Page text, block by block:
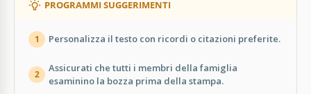
PROGRAMMI SUGGERIMENTI
1 Personalizza il testo con ricordi o citazioni preferite.
2
Assicurati che tutti i membri della famiglia
esaminino la bozza prima della stampa.